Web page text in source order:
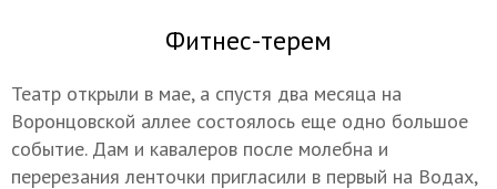
Фитнес-терем
Театр открыли в мае, а спустя два месяца на
Воронцовской аллее состоялось еще одно большое
событие. Дам и кавалеров после молебна и
перерезания ленточки пригласили в первый на Водах,